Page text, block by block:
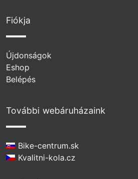
Fiókja
Újdonságok
Eshop
Belépés
További webáruházaink
Bike-centrum.sk
Kvalitni-kola.cz